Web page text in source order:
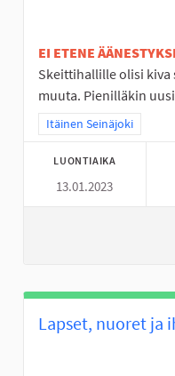
EI ETENE
Skeittihallille olisi kiva
muuta. Pienilläkin
Rajaa tulokset teeman
Itäinen Seinäjoki
LUONTIAIKA
13.01.2023
Lapset, nuoret ja